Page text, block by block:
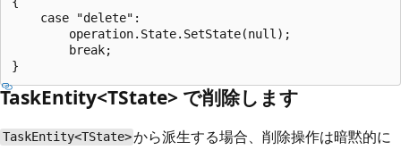
    case "delete":
        operation.State.SetState(null);
        break;
TaskEntity<TState> で削除します
TaskEntity<TState>から派生する場合、削除操作は暗黙的に